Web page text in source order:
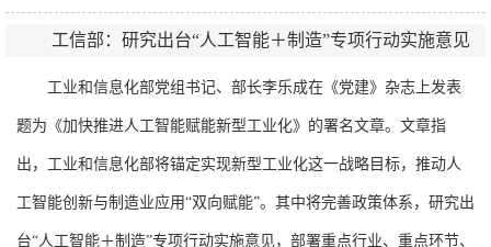
工信部：研究出台“人工智能＋制造”专项行动实施意见
工业和信息化部党组书记、部长李乐成在《党建》杂志上发表
题为《加快推进人工智能赋能新型工业化》的署名文章。文章指
出，工业和信息化部将锚定实现新型工业化这一战略目标，推动人
工智能创新与制造业应用“双向赋能”。其中将完善政策体系，研究出
台“人工智能＋制造”专项行动实施意见，部署重点行业、重点环节、